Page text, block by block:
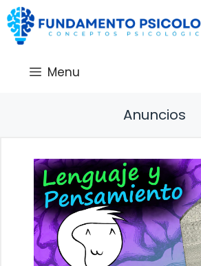
Saltar
al
contenido
Menu
Anuncios